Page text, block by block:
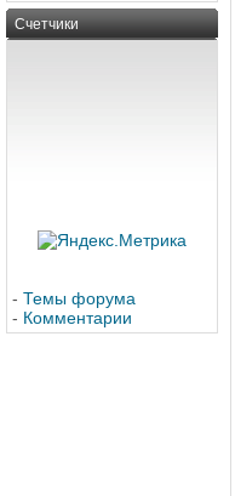
Счетчики
- Темы форума
- Комментарии